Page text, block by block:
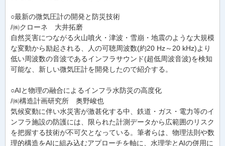
○最新の微気圧計の開発と防災技術
/㈱クローネ 大井拓磨
自然災害につながる火山噴火・津波・雪崩・地震のような大規模
な変動から励起される、人の可聴周波数(約20 Hz～20 kHz)より
低い周波数の音波であるインフラサウンド(超低周波音波)を検知
可能な、新しい微気圧計を開発したので紹介する。
○AIと物理の融合によるインフラ水防災の高度化
/㈱構造計画研究所 奥野峻也
気候変動に伴い水災害が激甚化する中、鉄道・ガス・電力等のイ
ンフラ施設の防護には、限られた計測データから広範囲のリスク
を把握する技術が不可欠となっている。筆者らは、物理法則や数
理的構造をAIに組み込むアプローチを軸に、水理学とAIの併用に